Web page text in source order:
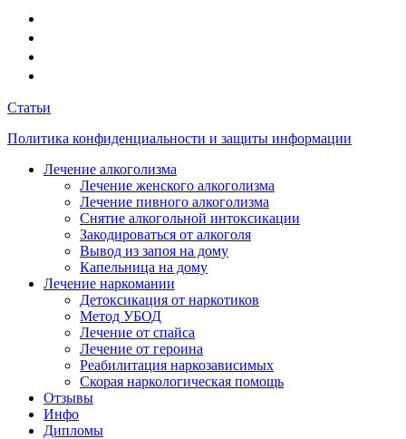
Статьи
Политика конфиденциальности и защиты информации
Лечение алкоголизма
Лечение женского алкоголизма
Лечение пивного алкоголизма
Снятие алкогольной интоксикации
Закодироваться от алкоголя
Вывод из запоя на дому
Капельница на дому
Лечение наркомании
Детоксикация от наркотиков
Метод УБОД
Лечение от спайса
Лечение от героина
Реабилитация наркозависимых
Скорая наркологическая помощь
Отзывы
Инфо
Дипломы